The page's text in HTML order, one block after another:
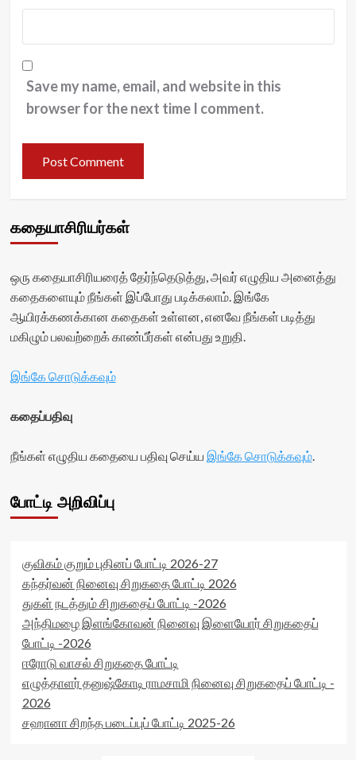
Save my name, email, and website in this
browser for the next time I comment.
கதையாசிரியர்கள்
ஒரு கதையாசிரியரைத் தேர்ந்தெடுத்து, அவர் எழுதிய அனைத்து
கதைகளையும் நீங்கள் இப்போது படிக்கலாம். இங்கே
ஆயிரக்கணக்கான கதைகள் உள்ளன, எனவே நீங்கள் படித்து
மகிழும் பலவற்றைக் காண்பீர்கள் என்பது உறுதி.
இங்கே சொடுக்கவும்
கதைப்பதிவு
நீங்கள் எழுதிய கதையை பதிவு செய்ய இங்கே சொடுக்கவும்.
போட்டி அறிவிப்பு
குவிகம் குறும் புதினப் போட்டி 2026-27
கந்தர்வன் நினைவு சிறுகதை போட்டி 2026
துகள் நடத்தும் சிறுகதைப் போட்டி -2026
அந்திமழை இளங்கோவன் நினைவு இளையோர் சிறுகதைப்
போட்டி -2026
ஈரோடு வாசல் சிறுகதை போட்டி
எழுத்தாளர் தனுஷ்கோடி ராமசாமி நினைவு சிறுகதைப் போட்டி -
2026
சஹானா சிறந்த படைப்புப் போட்டி 2025-26